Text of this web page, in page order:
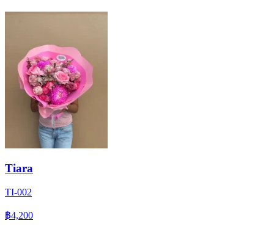
Tiara
TI-002
฿4,200